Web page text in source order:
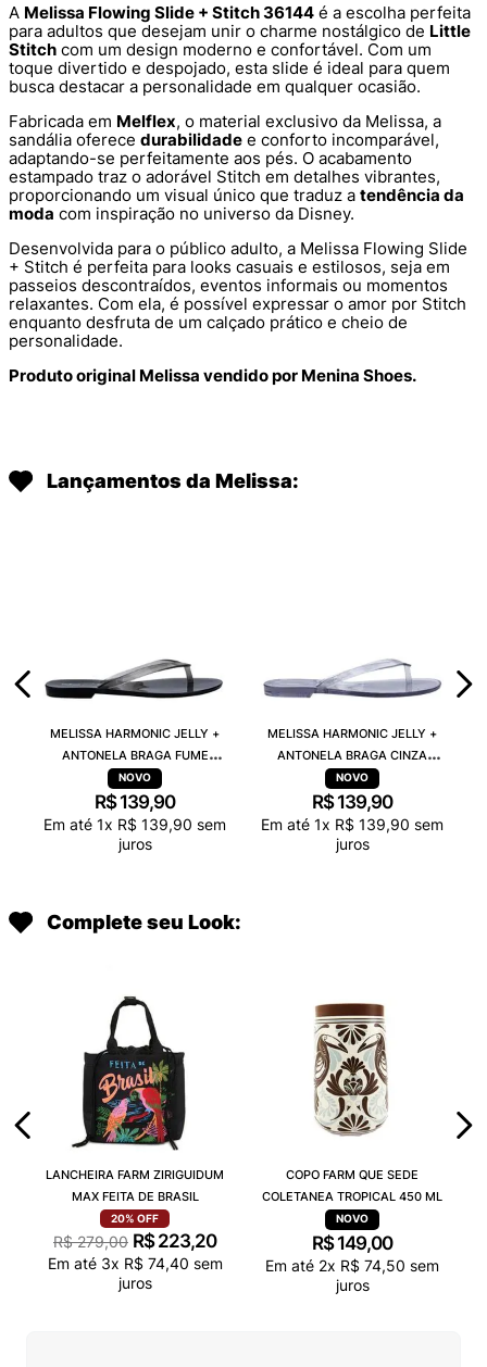
A Melissa Flowing Slide + Stitch 36144 é a escolha perfeita
para adultos que desejam unir o charme nostálgico de Little
Stitch com um design moderno e confortável. Com um
toque divertido e despojado, esta slide é ideal para quem
busca destacar a personalidade em qualquer ocasião.
Fabricada em Melflex, o material exclusivo da Melissa, a
sandália oferece durabilidade e conforto incomparável,
adaptando-se perfeitamente aos pés. O acabamento
estampado traz o adorável Stitch em detalhes vibrantes,
proporcionando um visual único que traduz a tendência da
moda com inspiração no universo da Disney.
Desenvolvida para o público adulto, a Melissa Flowing Slide
+ Stitch é perfeita para looks casuais e estilosos, seja em
passeios descontraídos, eventos informais ou momentos
relaxantes. Com ela, é possível expressar o amor por Stitch
enquanto desfruta de um calçado prático e cheio de
personalidade.
Produto original Melissa vendido por Menina Shoes.
Lançamentos da Melissa:
MELISSA HARMONIC JELLY +
ANTONELA BRAGA FUME
TRANSPARENTE 38263
R$ 139,90
Em até 1x R$ 139,90 sem
juros
MELISSA HARMONIC JELLY +
ANTONELA BRAGA CINZA
TRANSPARENTE 38263
R$ 139,90
Em até 1x R$ 139,90 sem
juros
Complete seu Look:
LANCHEIRA FARM ZIRIGUIDUM
MAX FEITA DE BRASIL
20% OFF
R$ 279,00 R$ 223,20
Em até 3x R$ 74,40 sem
juros
COPO FARM QUE SEDE
COLETANEA TROPICAL 450 ML
R$ 149,00
Em até 2x R$ 74,50 sem
juros